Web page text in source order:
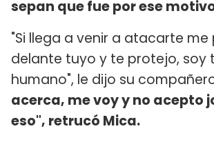
sepan que fue por ese
"Si llega a venir a atacarte
delante tuyo y te protejo, soy
humano", le dijo su
acerca, me voy y no acepto
eso", retrucó Mica.